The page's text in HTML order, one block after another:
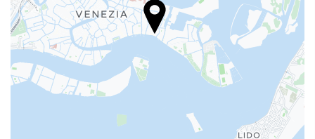
Guardaequipaje
Bienestar
Spa